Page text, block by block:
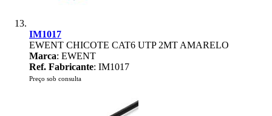
IM1017
EWENT CHICOTE CAT6 UTP 2MT AMARELO
Marca: EWENT
Ref. Fabricante: IM1017
Preço sob consulta